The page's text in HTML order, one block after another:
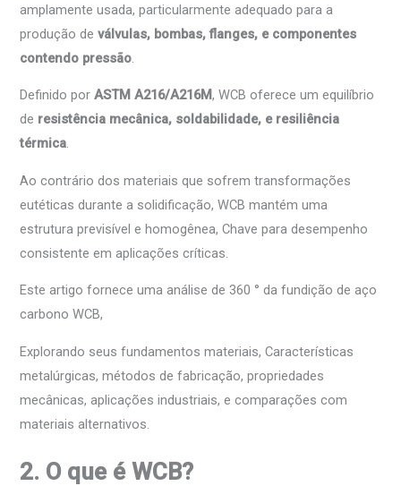
amplamente usada, particularmente adequado para a
produção deválvulas, bombas, flanges, e componentes
contendo pressão.
Definido porASTM A216/A216M, WCB oferece um equilíbrio
de resistência mecânica, soldabilidade, e resiliência
térmica.
Ao contrário dos materiais que sofrem transformações
eutéticas durante a solidificação, WCB mantém uma
estrutura previsível e homogênea, Chave para desempenho
consistente em aplicações críticas.
Este artigo fornece uma análise de 360 ​​° da fundição de aço
carbono WCB,
Explorando seus fundamentos materiais, Características
metalúrgicas, métodos de fabricação, propriedades
mecânicas, aplicações industriais, e comparações com
materiais alternativos.
2. O que é WCB?